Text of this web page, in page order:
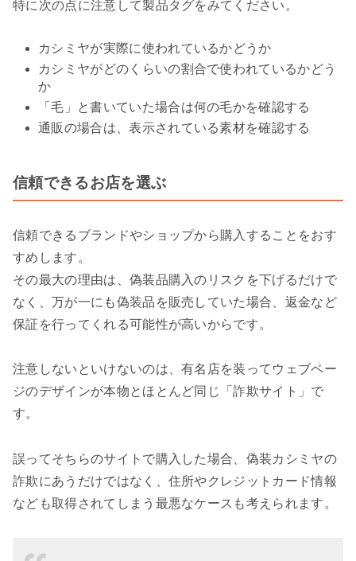
特に次の点に注意して製品タグをみてください。
カシミヤが実際に使われているかどうか
カシミヤがどのくらいの割合で使われているかどう
か
「毛」と書いていた場合は何の毛かを確認する
通販の場合は、表示されている素材を確認する
信頼できるお店を選ぶ
信頼できるブランドやショップから購入することをおす
すめします。
その最大の理由は、偽装品購入のリスクを下げるだけで
なく、万が一にも偽装品を販売していた場合、返金など
保証を行ってくれる可能性が高いからです。
注意しないといけないのは、有名店を装ってウェブペー
ジのデザインが本物とほとんど同じ「詐欺サイト」で
す。
誤ってそちらのサイトで購入した場合、偽装カシミヤの
詐欺にあうだけではなく、住所やクレジットカード情報
なども取得されてしまう最悪なケースも考えられます。